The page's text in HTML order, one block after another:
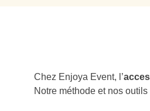
Chez Enjoya Event, l’
Notre méthode et nos